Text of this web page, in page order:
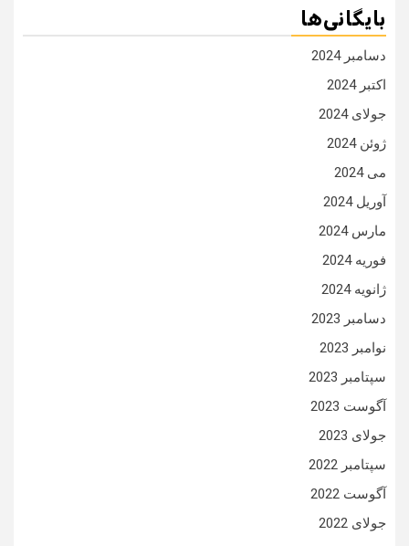
بایگانی‌ها
دسامبر 2024
اکتبر 2024
جولای 2024
ژوئن 2024
می 2024
آوریل 2024
مارس 2024
فوریه 2024
ژانویه 2024
دسامبر 2023
نوامبر 2023
سپتامبر 2023
آگوست 2023
جولای 2023
سپتامبر 2022
آگوست 2022
جولای 2022